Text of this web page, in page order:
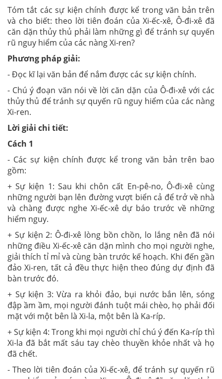
Tóm tắt các sự kiện chính được kể trong văn bản trên
và cho biết: theo lời tiên đoán của Xi-ếc-xê, Ô-đi-xê đã
căn dặn thủy thủ phải làm những gì để tránh sự quyến
rũ nguy hiểm của các nàng Xi-ren?
Phương pháp giải:
- Đọc kĩ lại văn bản để nắm được các sự kiện chính.
- Chú ý đoạn văn nói về lời căn dặn của Ô-đi-xê với các
thủy thủ để tránh sự quyến rũ nguy hiểm của các nàng
Xi-ren.
Lời giải chi tiết:
Cách 1
- Các sự kiện chính được kể trong văn bản trên bao
gồm:
+ Sự kiện 1: Sau khi chôn cất En-pê-no, Ô-đi-xê cùng
những người bạn lên đường vượt biển cả để trở về nhà
và chàng được nghe Xi-ếc-xê dự báo trước về những
hiểm nguy.
+ Sự kiện 2: Ô-đi-xê lòng bồn chồn, lo lắng nên đã nói
những điều Xi-ếc-xê căn dặn mình cho mọi người nghe,
giải thích tỉ mỉ và cùng bàn trước kế hoạch. Khi đến gần
đảo Xi-ren, tất cả đều thực hiện theo đúng dự định đã
bàn trước đó.
+ Sự kiện 3: Vừa ra khỏi đảo, bụi nước bắn lên, sóng
đập ầm ầm, mọi người đánh tuột mái chèo, họ phải đối
mặt với một bên là Xi-la, một bên là Ka-ríp.
+ Sự kiện 4: Trong khi mọi người chỉ chú ý đến Ka-ríp thì
Xi-la đã bắt mất sáu tay chèo thuyền khỏe nhất và họ
đã chết.
- Theo lời tiên đoán của Xi-ếc-xê, để tránh sự quyến rũ